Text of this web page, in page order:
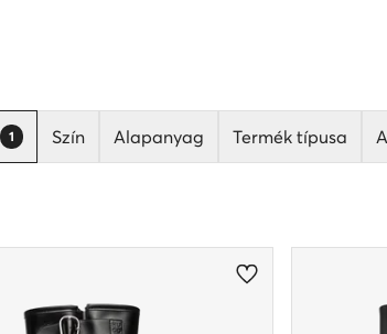
1 Szín Alapanyag Termék típusa